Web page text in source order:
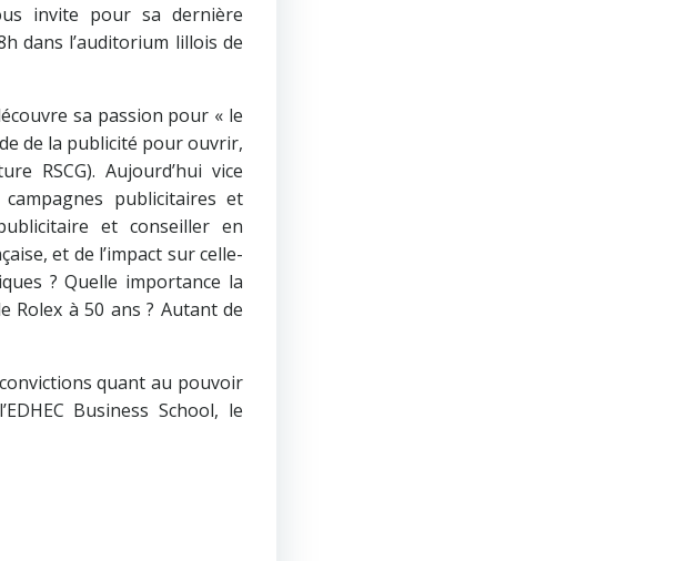
invite pour sa dernière
dans l’auditorium lillois de
sa passion pour « le
de la publicité pour ouvrir,
RSCG). Aujourd’hui vice
publicitaires et
et conseiller en
et de l’impact sur celle-
? Quelle importance la
Rolex à 50 ans ? Autant de
quant au pouvoir
Business School, le